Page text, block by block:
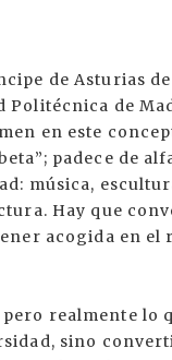
de Asturias
Politécnica de
en este
padece de
música,
Hay que
acogida en el
realmente lo
sino